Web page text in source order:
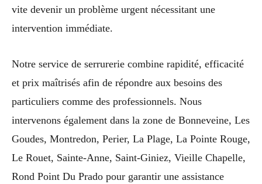
vite devenir un problème urgent nécessitant une
intervention immédiate.
Notre service de serrurerie combine rapidité, efficacité
et prix maîtrisés afin de répondre aux besoins des
particuliers comme des professionnels. Nous
intervenons également dans la zone de Bonneveine, Les
Goudes, Montredon, Perier, La Plage, La Pointe Rouge,
Le Rouet, Sainte-Anne, Saint-Giniez, Vieille Chapelle,
Rond Point Du Prado pour garantir une assistance